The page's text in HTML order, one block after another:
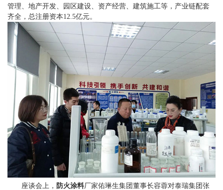
管理、地产开发、园区建设、资产经营、建筑施工等，产业链配套
齐全，总注册资本12.5亿元。
座谈会上， 防火涂料厂家佑琳生集团董事长容蓉对泰瑞集团张